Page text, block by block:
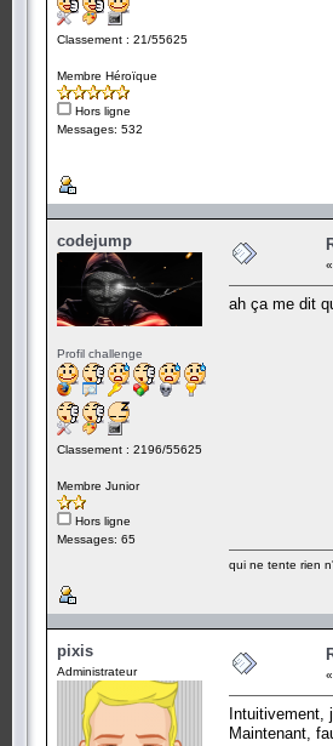
Classement : 21/55625
Membre Héroïque
Hors ligne
Messages: 532
codejump
Profil challenge
Classement : 2196/55625
Membre Junior
Hors ligne
Messages: 65
«
ah ça me dit
qui ne tente rien
pixis
Administrateur «
Intuitivement,
Maintenant,